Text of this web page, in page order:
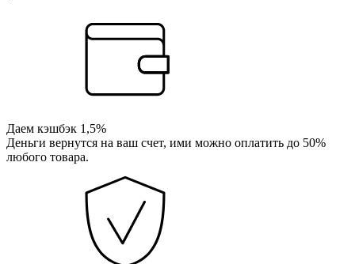
Даем кэшбэк 1,5%
Деньги вернутся на ваш счет, ими можно оплатить до 50%
любого товара.